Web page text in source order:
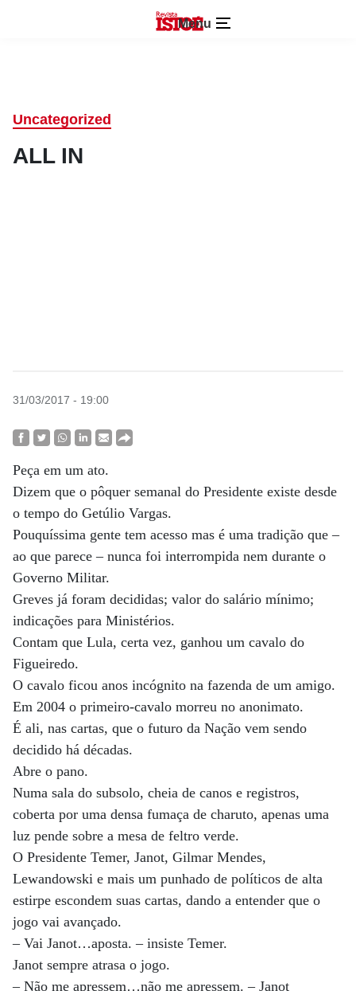
Menu
Uncategorized
ALL IN
31/03/2017 - 19:00
Peça em um ato.
Dizem que o pôquer semanal do Presidente existe desde
o tempo do Getúlio Vargas.
Pouquíssima gente tem acesso mas é uma tradição que –
ao que parece – nunca foi interrompida nem durante o
Governo Militar.
Greves já foram decididas; valor do salário mínimo;
indicações para Ministérios.
Contam que Lula, certa vez, ganhou um cavalo do
Figueiredo.
O cavalo ficou anos incógnito na fazenda de um amigo.
Em 2004 o primeiro-cavalo morreu no anonimato.
É ali, nas cartas, que o futuro da Nação vem sendo
decidido há décadas.
Abre o pano.
Numa sala do subsolo, cheia de canos e registros,
coberta por uma densa fumaça de charuto, apenas uma
luz pende sobre a mesa de feltro verde.
O Presidente Temer, Janot, Gilmar Mendes,
Lewandowski e mais um punhado de políticos de alta
estirpe escondem suas cartas, dando a entender que o
jogo vai avançado.
– Vai Janot…aposta. – insiste Temer.
Janot sempre atrasa o jogo.
– Não me apressem…não me apressem. – Janot